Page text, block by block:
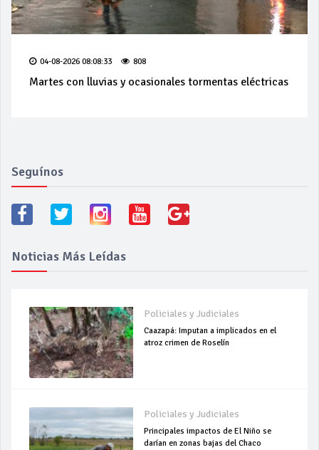
04-08-2026 08:08:33 808
Martes con lluvias y ocasionales tormentas eléctricas
Seguínos
Noticias Más Leídas
Policiales y Judiciales
Caazapá: Imputan a implicados en el
atroz crimen de Roselín
Policiales y Judiciales
Principales impactos de El Niño se
darían en zonas bajas del Chaco